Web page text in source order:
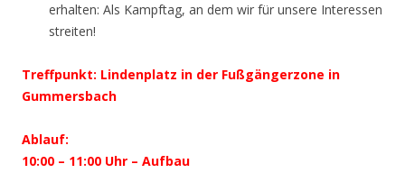
erhalten: Als Kampftag, an dem wir für unsere Interessen
streiten!
Treffpunkt: Lindenplatz in der Fußgängerzone in
Gummersbach
Ablauf:
10:00 – 11:00 Uhr – Aufbau